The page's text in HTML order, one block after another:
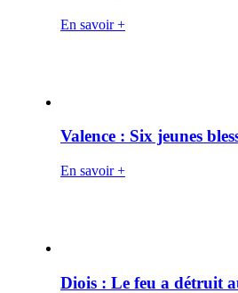
En savoir +
Valence : Six jeunes
En savoir +
Diois : Le feu a détruit